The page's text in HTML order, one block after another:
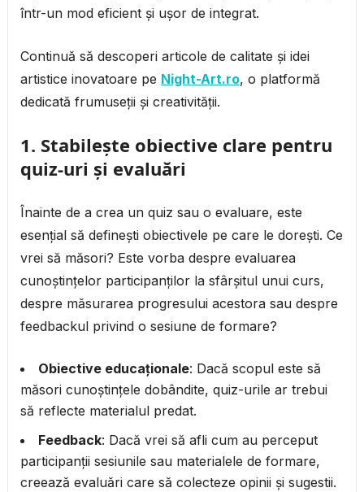
într-un mod eficient și ușor de integrat.
Continuă să descoperi articole de calitate și idei
artistice inovatoare pe Night-Art.ro, o platformă
dedicată frumuseții și creativității.
1. Stabilește obiective clare pentru
quiz-uri și evaluări
Înainte de a crea un quiz sau o evaluare, este
esențial să definești obiectivele pe care le dorești. Ce
vrei să măsori? Este vorba despre evaluarea
cunoștințelor participanților la sfârșitul unui curs,
despre măsurarea progresului acestora sau despre
feedbackul privind o sesiune de formare?
Obiective educaționale: Dacă scopul este să
măsori cunoștințele dobândite, quiz-urile ar trebui
să reflecte materialul predat.
Feedback: Dacă vrei să afli cum au perceput
participanții sesiunile sau materialele de formare,
creează evaluări care să colecteze opinii și sugestii.